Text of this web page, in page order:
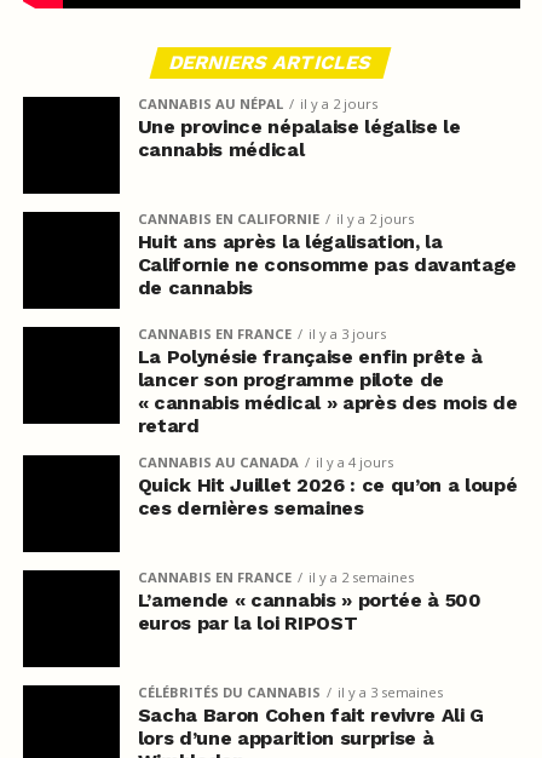
DERNIERS ARTICLES
CANNABIS AU NÉPAL il y a 2 jours
Une province népalaise légalise le
cannabis médical
CANNABIS EN CALIFORNIE il y a 2 jours
Huit ans après la légalisation, la
Californie ne consomme pas davantage
de cannabis
CANNABIS EN FRANCE il y a 3 jours
La Polynésie française enfin prête à
lancer son programme pilote de
« cannabis médical » après des mois de
retard
CANNABIS AU CANADA il y a 4 jours
Quick Hit Juillet 2026 : ce qu’on a loupé
ces dernières semaines
CANNABIS EN FRANCE il y a 2 semaines
L’amende « cannabis » portée à 500
euros par la loi RIPOST
CÉLÉBRITÉS DU CANNABIS il y a 3 semaines
Sacha Baron Cohen fait revivre Ali G
lors d’une apparition surprise à